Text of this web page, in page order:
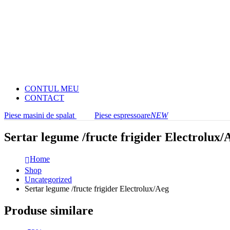
CONTUL MEU
CONTACT
Piese masini de spalat
Piese espressoareNEW
Sertar legume /fructe frigider Electrolux/
Home
Shop
Uncategorized
Sertar legume /fructe frigider Electrolux/Aeg
Produse similare